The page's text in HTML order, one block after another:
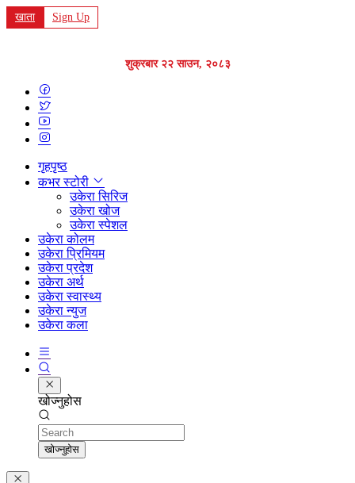
खाता Sign Up
शुक्रबार २२ साउन, २०८३
गृहपृष्ठ
कभर स्टोरी
उकेरा सिरिज
उकेरा खोज
उकेरा स्पेशल
उकेरा कोलम
उकेरा प्रिमियम
उकेरा प्रदेश
उकेरा अर्थ
उकेरा स्वास्थ्य
उकेरा न्युज
उकेरा कला
खोज्नुहोस
Search
खोज्नुहोस